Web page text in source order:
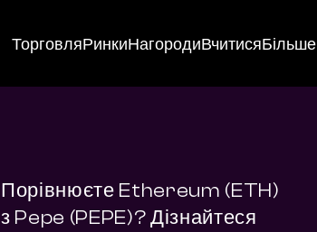
ТорговляРинкиНагородиВчитисяБільше
Порівнюєте Ethereum (ETH)
з Pepe (PEPE)? Дізнайтеся